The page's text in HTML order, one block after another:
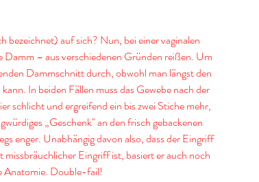
bezeichnet) auf sich? Nun, bei einer vaginalen
– aus verschiedenen Gründen reißen. Um
Dammschnitt durch, obwohl man längst den
In beiden Fällen muss das Gewebe nach der
schlicht und ergreifend ein bis zwei Stiche mehr,
„Geschenk" an den frisch gebackenen
enger. Unabhängig davon also, dass der Eingriff
Eingriff ist, basiert er auch noch
Anatomie. Double-fail!